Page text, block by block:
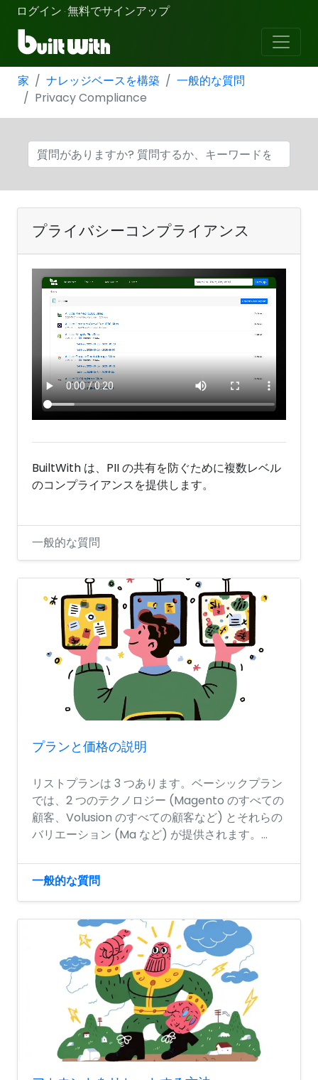
ログイン ·無料でサインアップ
家 ナレッジベースを構築
一般的な質問
Privacy Compliance
プライバシーコンプライアンス
BuiltWith は、PII の共有を防ぐために複数レベル
のコンプライアンスを提供します。
一般的な質問
プランと価格の説明
リストプランは 3 つあります。ベーシックプラン
では、2 つのテクノロジー (Magento のすべての
顧客、Volusion のすべての顧客など) とそれらの
バリエーション (Ma など) が提供されます。...
一般的な質問